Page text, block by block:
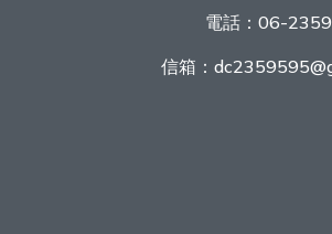
電話： 06-
信箱：